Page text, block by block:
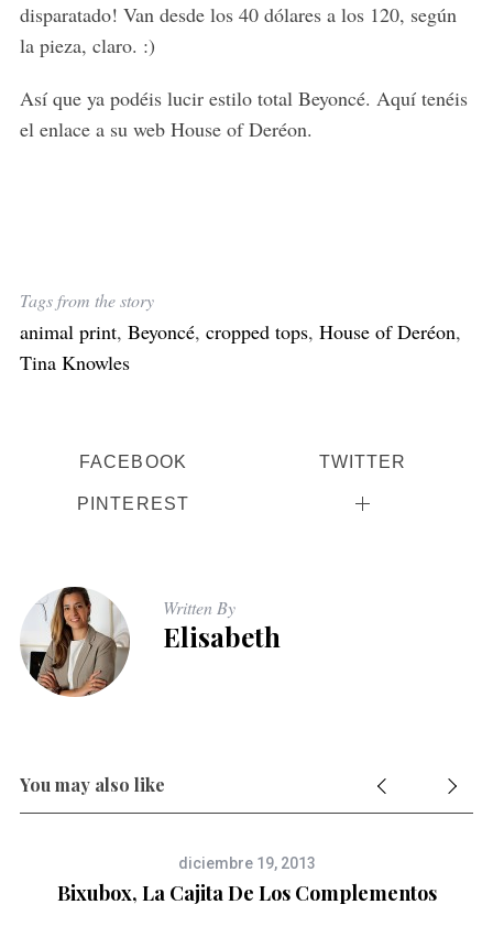
disparatado! Van desde los 40 dólares a los 120, según
la pieza, claro. :)
Así que ya podéis lucir estilo total Beyoncé. Aquí tenéis
el enlace a su web House of Deréon.
Tags from the story
animal print, Beyoncé, cropped tops, House of Deréon,
Tina Knowles
FACEBOOK TWITTER
PINTEREST
Written By
Elisabeth
You may also like
diciembre 19, 2013
Bixubox, La Cajita De Los Complementos